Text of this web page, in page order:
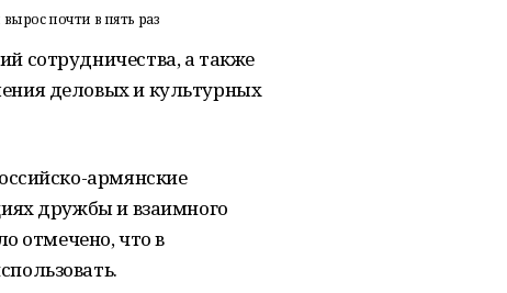
почти в пять раз
сотрудничества, а также
деловых и культурных
армянские
дружбы и взаимного
отмечено, что в